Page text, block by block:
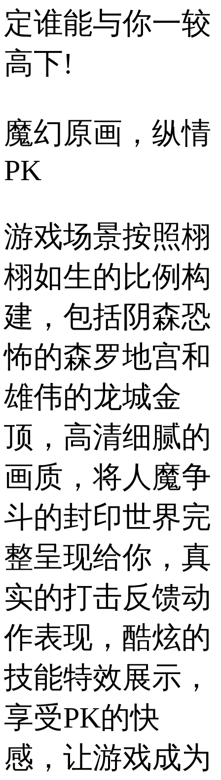
定谁能与你一较
高下!
魔幻原画，纵情
PK
游戏场景按照栩
栩如生的比例构
建，包括阴森恐
怖的森罗地宫和
雄伟的龙城金
顶，高清细腻的
画质，将人魔争
斗的封印世界完
整呈现给你，真
实的打击反馈动
作表现，酷炫的
技能特效展示，
享受PK的快
感，让游戏成为